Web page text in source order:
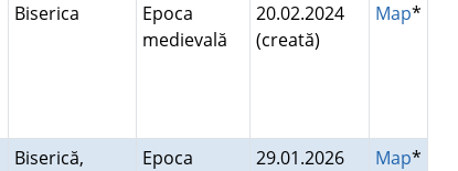
Biserica
Epoca
medievală
20.02.2024
(creată)
Map*
Biserică,
Epoca
29.01.2026
Map*